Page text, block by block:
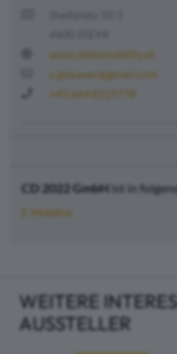
www.deltamobility.at
c.giesauer@gmail.com
+43 664 8219778
CD 2022 GmbH ist in
E-Mobilität
WEITERE
AUSSTELLER